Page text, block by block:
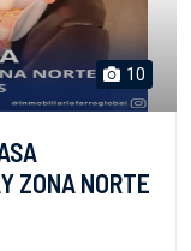
10
ZONA NORTE